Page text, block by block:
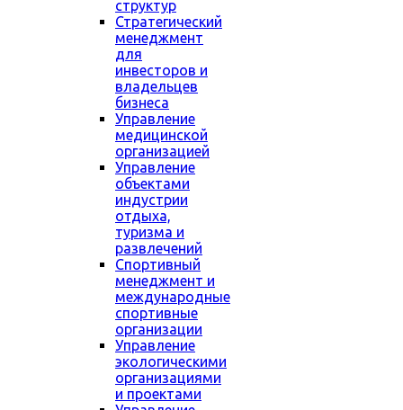
структур
Стратегический
менеджмент
для
инвесторов и
владельцев
бизнеса
Управление
медицинской
организацией
Управление
объектами
индустрии
отдыха,
туризма и
развлечений
Спортивный
менеджмент и
международные
спортивные
организации
Управление
экологическими
организациями
и проектами